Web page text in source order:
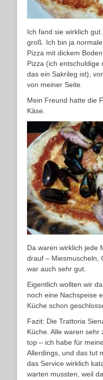
Ich fand sie wirklich
groß. Ich bin ja
Pizza mit dickem
Pizza (ich
das ein Sakrileg ist),
von meiner Seite.
Mein Freund hatte die
Käse.
Da waren wirklich jede
drauf – Miesmuscheln,
war auch sehr gut.
Eigentlich wollten wir
noch eine Nachspeise
Küche schon
Fazit: Die Trattoria
Küche. Alle waren sehr
top – ich habe für
Allerdings, und das tut
das Service wirklich
warten mussten, weil